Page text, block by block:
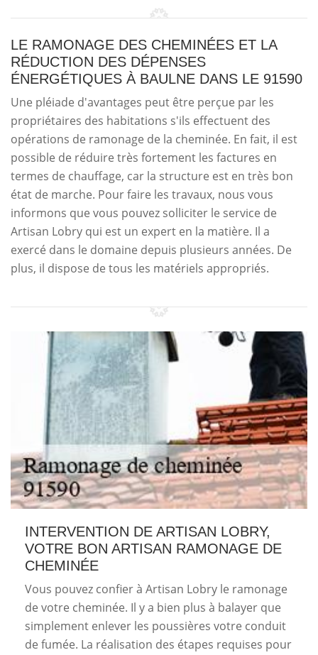
LE RAMONAGE DES CHEMINÉES ET LA
RÉDUCTION DES DÉPENSES
ÉNERGÉTIQUES À BAULNE DANS LE 91590
Une pléiade d'avantages peut être perçue par les
propriétaires des habitations s'ils effectuent des
opérations de ramonage de la cheminée. En fait, il est
possible de réduire très fortement les factures en
termes de chauffage, car la structure est en très bon
état de marche. Pour faire les travaux, nous vous
informons que vous pouvez solliciter le service de
Artisan Lobry qui est un expert en la matière. Il a
exercé dans le domaine depuis plusieurs années. De
plus, il dispose de tous les matériels appropriés.
INTERVENTION DE ARTISAN LOBRY,
VOTRE BON ARTISAN RAMONAGE DE
CHEMINÉE
Vous pouvez confier à Artisan Lobry le ramonage
de votre cheminée. Il y a bien plus à balayer que
simplement enlever les poussières votre conduit
de fumée. La réalisation des étapes requises pour